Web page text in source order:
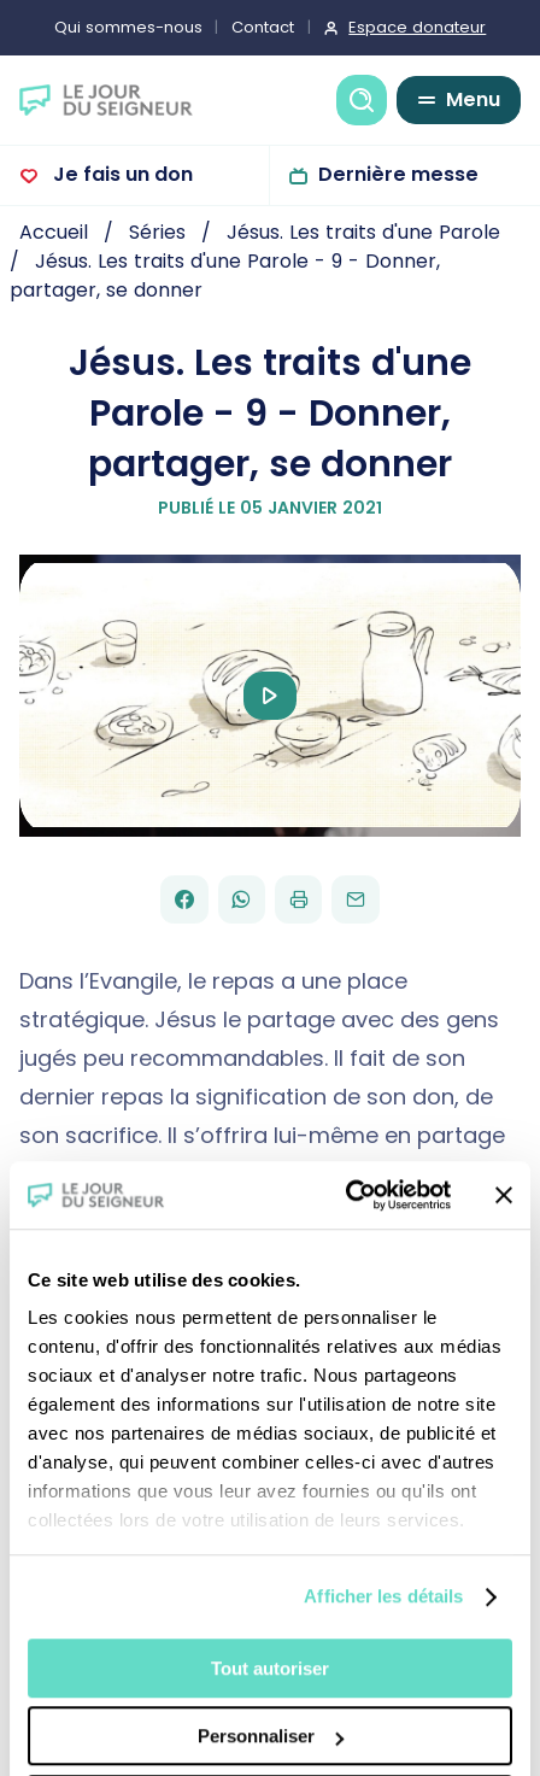
Ce site web utilise des cookies.
Les cookies nous permettent de personnaliser le
contenu, d'offrir des fonctionnalités relatives aux médias
sociaux et d'analyser notre trafic. Nous partageons
également des informations sur l'utilisation de notre site
avec nos partenaires de médias sociaux, de publicité et
d'analyse, qui peuvent combiner celles-ci avec d'autres
informations que vous leur avez fournies ou qu'ils ont
collectées lors de votre utilisation de leurs services.
Afficher les détails
Tout autoriser
Personnaliser
Qui sommes-nous Contact Espace donateur
Recherche
Menu
Je fais un don Dernière messe
Accueil Séries
Jésus. Les traits d'une Parole
Jésus. Les traits d'une Parole - 9 - Donner,
partager, se donner
Jésus. Les traits d'une
Parole - 9 - Donner,
partager, se donner
PUBLIÉ LE 05 JANVIER 2021
Play
Video
PARTAGER
FACEBOOK
PARTAGER
WHATSAPP
IMPRIMERENVOYER
PAR
EMAIL
Dans l’Evangile, le repas a une place
stratégique. Jésus le partage avec des gens
jugés peu recommandables. Il fait de son
dernier repas la signification de son don, de
son sacrifice. Il s’offrira lui-même en partage
pour fonder la vie commune. Jeanne Balibar
évoque Marie de Béthanie versant du parfum
Je fais un don
TOUS NOS PROGRAMMES
La messe
Magazine Le Jour du Seigneur
Documentaires